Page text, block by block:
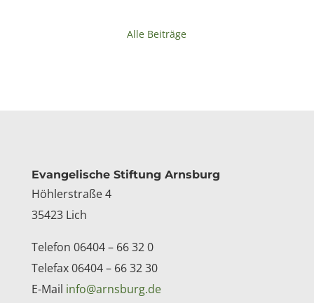
Alle Beiträge
Kontakt
Evangelische Stiftung Arnsburg
Höhlerstraße 4
35423 Lich
Telefon 06404 – 66 32 0
Telefax 06404 – 66 32 30
E-Mail info@arnsburg.de